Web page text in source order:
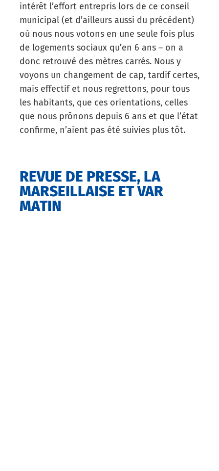
intérêt l’effort entrepris lors de ce conseil
municipal (et d’ailleurs aussi du précédent)
où nous nous votons en une seule fois plus
de logements sociaux qu’en 6 ans – on a
donc retrouvé des mètres carrés. Nous y
voyons un changement de cap, tardif certes,
mais effectif et nous regrettons, pour tous
les habitants, que ces orientations, celles
que nous prônons depuis 6 ans et que l’état
confirme, n’aient pas été suivies plus tôt.
REVUE DE PRESSE, LA
MARSEILLAISE ET VAR
MATIN